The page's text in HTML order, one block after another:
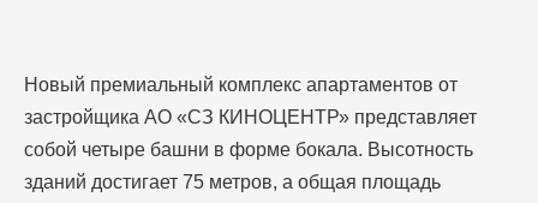
Новый премиальный комплекс апартаментов от
застройщика АО «СЗ КИНОЦЕНТР» представляет
собой четыре башни в форме бокала. Высотность
зданий достигает 75 метров, а общая площадь